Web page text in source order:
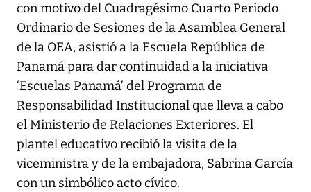
con motivo del Cuadragésimo Cuarto Periodo
Ordinario de Sesiones de la Asamblea General
de la OEA, asistió a la Escuela República de
Panamá para dar continuidad a la iniciativa
‘Escuelas Panamá’ del Programa de
Responsabilidad Institucional que lleva a cabo
el Ministerio de Relaciones Exteriores. El
plantel educativo recibió la visita de la
viceministra y de la embajadora, Sabrina García
con un simbólico acto cívico.